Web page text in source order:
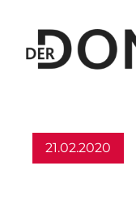
21.02.2020